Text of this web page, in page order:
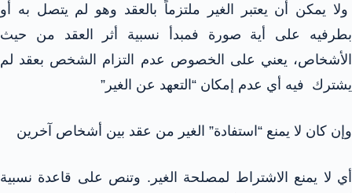
ولا يمكن أن يعتبر الغير ملتزماً بالعقد وهو لم يتصل به أو
بطرفيه على أية صورة فمبدأ نسبية أثر العقد من حيث
الأشخاص، يعني على الخصوص عدم التزام الشخص بعقد لم
يشترك فيه أي عدم إمكان “التعهد عن الغير”
وإن كان لا يمنع “استفادة” الغير من عقد بين أشخاص آخرين
أي لا يمنع الاشتراط لمصلحة الغير. وتنص على قاعدة نسبية